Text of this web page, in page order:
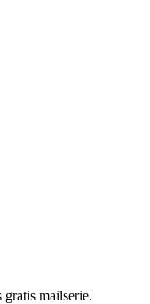
mailserie.